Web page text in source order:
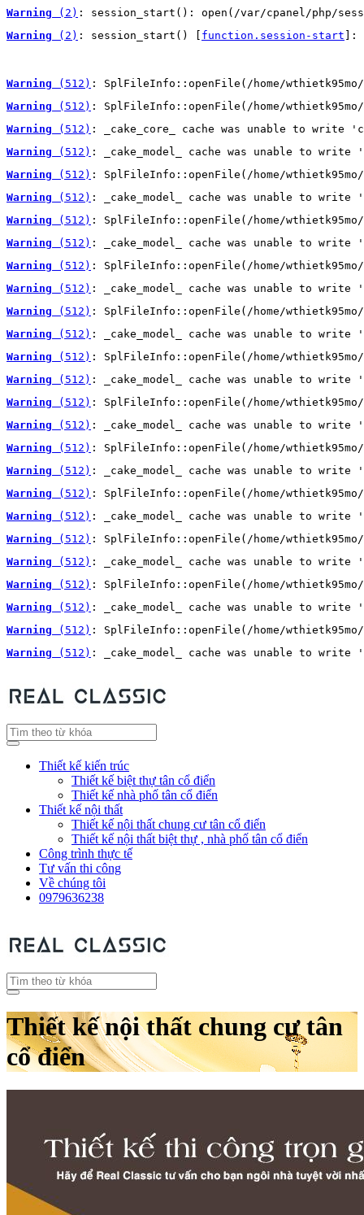
Warning (2) : session_start(): open(/var/cpanel/php/
Warning (2) : session_start() [ function.session-start ]:
Warning (512) : SplFileInfo::openFile(/home/wthietk95mo/
Warning (512) : SplFileInfo::openFile(/home/
Warning (512) : _cake_core_ cache was unable to write
Warning (512) : _cake_model_ cache was unable to
Warning (512) : SplFileInfo::openFile(/home/wthietk95mo/
Warning (512) : _cake_model_ cache was unable to
Warning (512) : SplFileInfo::openFile(/home/wthietk95mo/
Warning (512) : _cake_model_ cache was unable to
Warning (512) : SplFileInfo::openFile(/home/wthietk95mo/
Warning (512) : _cake_model_ cache was unable to
Warning (512) : SplFileInfo::openFile(/home/wthietk95mo/
Warning (512) : _cake_model_ cache was unable to
Warning (512) : SplFileInfo::openFile(/home/wthietk95mo/
Warning (512) : _cake_model_ cache was unable to
Warning (512) : SplFileInfo::openFile(/home/wthietk95mo/
Warning (512) : _cake_model_ cache was unable to
Warning (512) : SplFileInfo::openFile(/home/wthietk95mo/
Warning (512) : _cake_model_ cache was unable to
Warning (512) : SplFileInfo::openFile(/home/wthietk95mo/
Warning (512) : _cake_model_ cache was unable to
Warning (512) : SplFileInfo::openFile(/home/wthietk95mo/
Warning (512) : _cake_model_ cache was unable to
Warning (512) : SplFileInfo::openFile(/home/wthietk95mo/
Warning (512) : _cake_model_ cache was unable to
Warning (512) : SplFileInfo::openFile(/home/wthietk95mo/
Warning (512) : _cake_model_ cache was unable to
Thiết kế kiến trúc
Thiết kế biệt thự tân cổ điển
Thiết kế nhà phố tân cổ điển
Thiết kế nội thất
Thiết kế nội thất chung cư tân cổ điển
Thiết kế nội thất biệt thự , nhà phố tân cổ điển
Công trình thực tế
Tư vấn thi công
Về chúng tôi
0979636238
Thiết kế nội thất chung cư tân
cổ điển